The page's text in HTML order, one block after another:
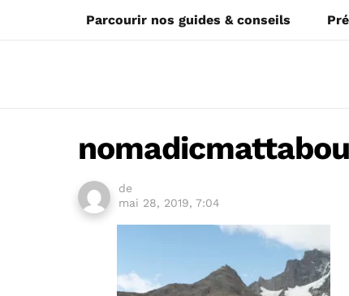
Parcourir nos guides & conseils
de
mai 28, 2019, 7:04